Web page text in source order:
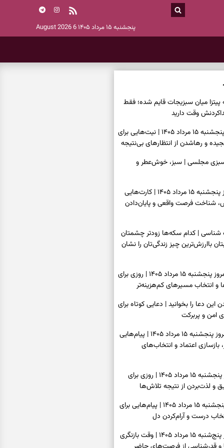
پنجشنبه ۱۵ مرداد ۱۴۰۵ 6 August 2026
پیتزا میان سبزیجات قایم شده؛ فقط
فال ابجد امروز پنجشنبه ۱۵ مرداد ۱۴۰۵ | نیت‌هایی برای
و رهاشدن از انتظارهای بی‌نتیجه
سبزی مجلسی | سبز، خوش‌عطر و
فال تاروت امروز پنجشنبه ۱۵ مرداد ۱۴۰۵ | کارت‌هایی
شناخت فرصت واقعی و پایان‌دادن
| کدام سکه‌ها زودتر چشمتان
باارزش‌ترین چیز زندگی‌تان را نشان
فال سرنوشت امروز پنجشنبه ۱۵ مرداد ۱۴۰۵ | روزی برای
و انتخاب مسیرهای کم‌هزینه‌تر
این دعا را بخوانید | دعایی کوتاه برای
امن و پربرکت
فال فرشتگان امروز پنجشنبه ۱۵ مرداد ۱۴۰۵ | پیام‌هایی
بازسازی اعتماد و انتخاب‌های
فال روزانه امروز پنجشنبه ۱۵ مرداد ۱۴۰۵ | روزی برای
و لذت‌بردن از نتیجه تلاش‌ها
فال انبیا امروز پنجشنبه ۱۵ مرداد ۱۴۰۵ | پیام‌هایی برای
درست و آرام‌کردن دل
فال حافظ امروز پنج‌شنبه ۱۵ مرداد ۱۴۰۵ | وقت بازنگری